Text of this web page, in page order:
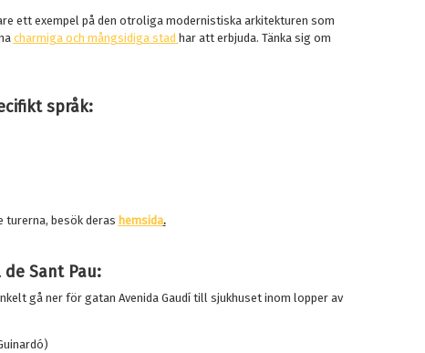
ett exempel på den otroliga modernistiska arkitekturen som
charmiga och mångsidiga stad har att erbjuda. Tänka sig om
språk:
turerna, besök deras hemsida.
Sant Pau:
gå ner för gatan Avenida Gaudí till sjukhuset inom lopper av